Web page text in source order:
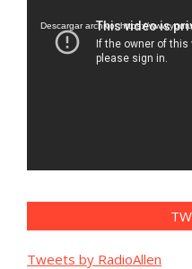
vídeo
Descargar archivo: https://
Tweets by RadioAllen